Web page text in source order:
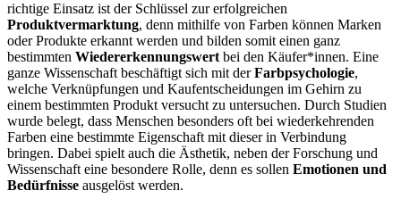
richtige Einsatz ist der Schlüssel zur erfolgreichen
Produktvermarktung, denn mithilfe von Farben können Marken
oder Produkte erkannt werden und bilden somit einen ganz
bestimmten Wiedererkennungswert bei den Käufer*innen. Eine
ganze Wissenschaft beschäftigt sich mit derFarbpsychologie,
welche Verknüpfungen und Kaufentscheidungen im Gehirn zu
einem bestimmten Produkt versucht zu untersuchen. Durch Studien
wurde belegt, dass Menschen besonders oft bei wiederkehrenden
Farben eine bestimmte Eigenschaft mit dieser in Verbindung
bringen. Dabei spielt auch die Ästhetik, neben der Forschung und
Wissenschaft eine besondere Rolle, denn es sollen Emotionen und
Bedürfnisse ausgelöst werden.